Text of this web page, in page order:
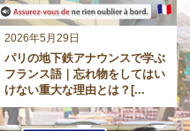
2026年5月29日
パリの地下鉄アナウンスで学ぶ
フランス語｜忘れ物をしてはい
けない重大な理由とは？[...